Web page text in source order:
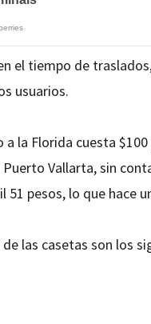
el tiempo de
usuarios.
la Florida cuesta
Puerto Vallarta, sin
pesos, lo que hace
las casetas son los